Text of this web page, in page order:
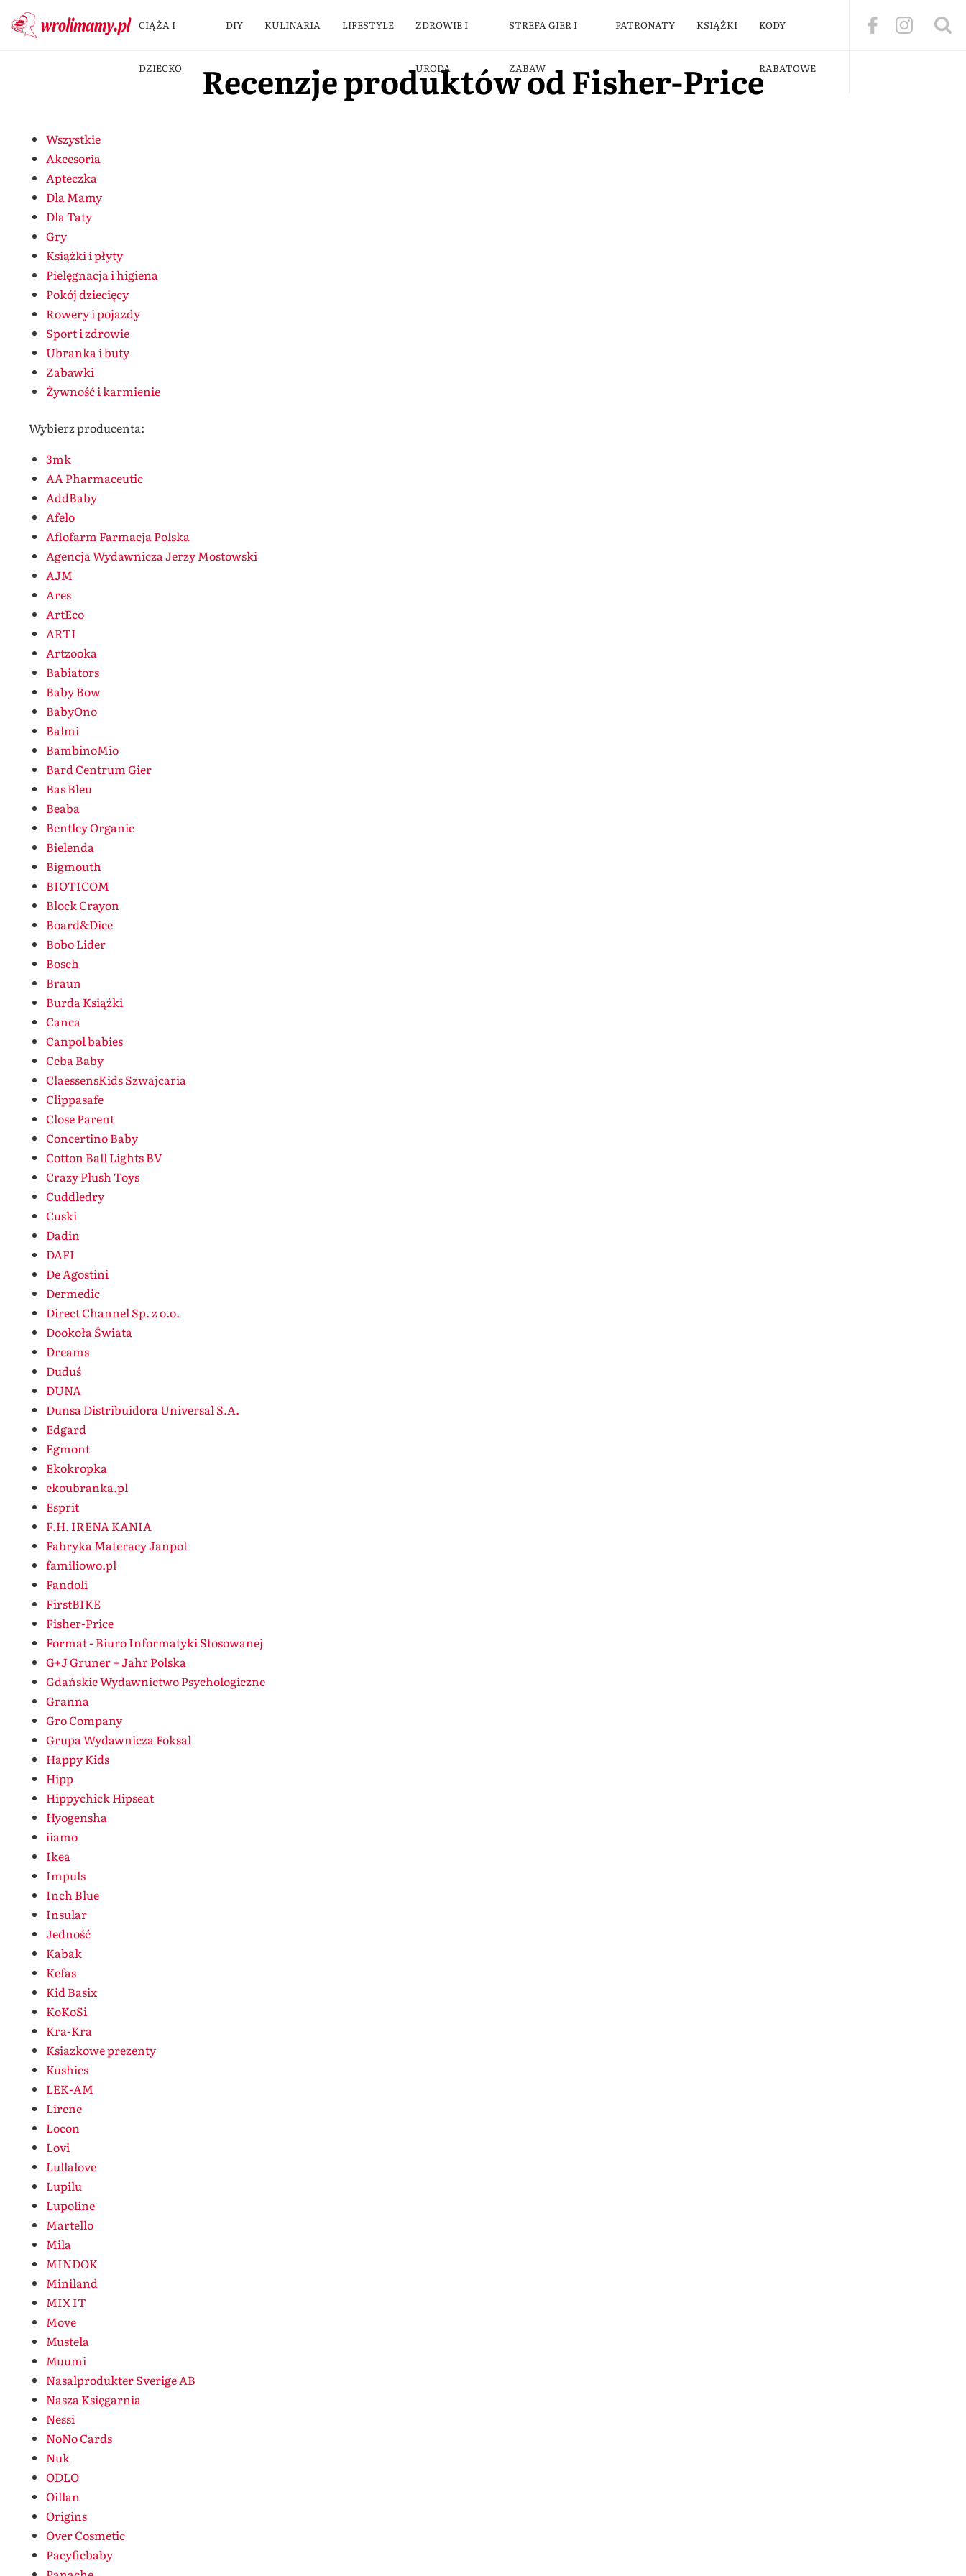
CIĄŻA I
DZIECKO
DIY KULINARIA LIFESTYLE ZDROWIE I
URODA
STREFA GIER I
ZABAW
PATRONATY KSIĄŻKI KODY
RABATOWE
Recenzje produktów od Fisher-Price
Wszystkie
Akcesoria
Apteczka
Dla Mamy
Dla Taty
Gry
Książki i płyty
Pielęgnacja i higiena
Pokój dziecięcy
Rowery i pojazdy
Sport i zdrowie
Ubranka i buty
Zabawki
Żywność i karmienie
Wybierz producenta:
3mk
AA Pharmaceutic
AddBaby
Afelo
Aflofarm Farmacja Polska
Agencja Wydawnicza Jerzy Mostowski
AJM
Ares
ArtEco
ARTI
Artzooka
Babiators
Baby Bow
BabyOno
Balmi
BambinoMio
Bard Centrum Gier
Bas Bleu
Beaba
Bentley Organic
Bielenda
Bigmouth
BIOTICOM
Block Crayon
Board&Dice
Bobo Lider
Bosch
Braun
Burda Książki
Canca
Canpol babies
Ceba Baby
ClaessensKids Szwajcaria
Clippasafe
Close Parent
Concertino Baby
Cotton Ball Lights BV
Crazy Plush Toys
Cuddledry
Cuski
Dadin
DAFI
De Agostini
Dermedic
Direct Channel Sp. z o.o.
Dookoła Świata
Dreams
Duduś
DUNA
Dunsa Distribuidora Universal S.A.
Edgard
Egmont
Ekokropka
ekoubranka.pl
Esprit
F.H. IRENA KANIA
Fabryka Materacy Janpol
familiowo.pl
Fandoli
FirstBIKE
Fisher-Price
Format - Biuro Informatyki Stosowanej
G+J Gruner + Jahr Polska
Gdańskie Wydawnictwo Psychologiczne
Granna
Gro Company
Grupa Wydawnicza Foksal
Happy Kids
Hipp
Hippychick Hipseat
Hyogensha
iiamo
Ikea
Impuls
Inch Blue
Insular
Jedność
Kabak
Kefas
Kid Basix
KoKoSi
Kra-Kra
Ksiazkowe prezenty
Kushies
LEK-AM
Lirene
Locon
Lovi
Lullalove
Lupilu
Lupoline
Martello
Mila
MINDOK
Miniland
MIX IT
Move
Mustela
Muumi
Nasalprodukter Sverige AB
Nasza Księgarnia
Nessi
NoNo Cards
Nuk
ODLO
Oillan
Origins
Over Cosmetic
Pacyficbaby